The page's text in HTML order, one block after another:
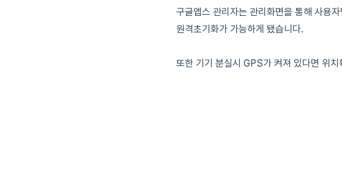
구글앱스 관리자는 관리화면을 통해 사용
원격초기화가 가능하게 됐습니다.
또한 기기 분실시 GPS가 켜져 있다면 위치